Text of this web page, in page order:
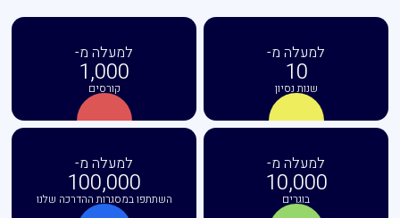
למעלה מ-
10
שנות נסיון
למעלה מ-
1,000
קורסים
למעלה מ-
10,000
בוגרים
למעלה מ-
100,000
השתתפו במסגרות ההדרכה שלנו